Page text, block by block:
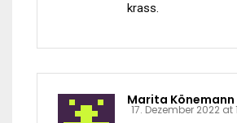
krass.
Marita Könemann
17. Dezember 2022 at